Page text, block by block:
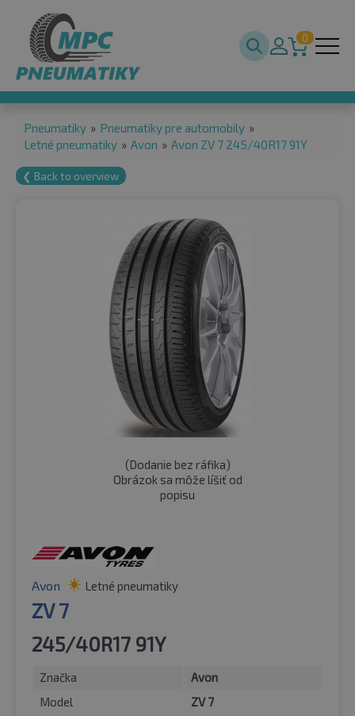
0
Pneumatiky » Pneumatiky pre automobily »
Letné pneumatiky » Avon » Avon ZV 7 245/40R17 91Y
❮ Back to overview
(Dodanie bez ráfika)
Obrázok sa môže líšiť od
popisu
Avon Letné pneumatiky
ZV 7
245/40R17 91Y
Značka
Avon
Model
ZV 7